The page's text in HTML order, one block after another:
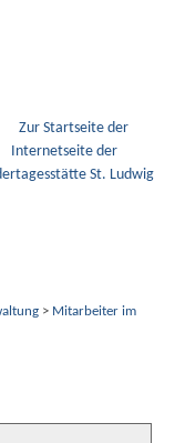
> Mitarbeiter im